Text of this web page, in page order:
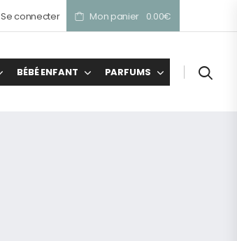
Se connecter Mon panier 0.00€
BÉBÉ ENFANT PARFUMS